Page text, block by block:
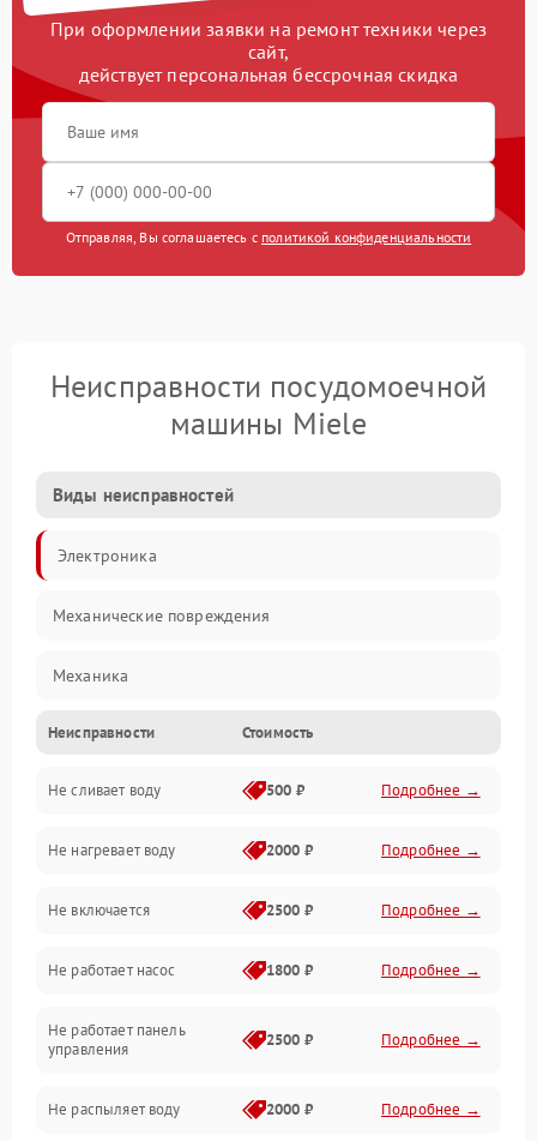
При оформлении заявки на ремонт техники через
сайт,
действует персональная бессрочная скидка
Отправляя, Вы соглашаетесь с политикой конфиденциальности
Неисправности посудомоечной
машины Miele
Виды неисправностей
Электроника
Механические повреждения
Механика
Управление
Электропитание
Датчики
Нагрев
Вода
Гигиена
Программное обеспечение
Неисправности Стоимость
Не сливает воду 500 ₽ Подробнее →
Не нагревает воду 2000 ₽ Подробнее →
Не включается 2500 ₽ Подробнее →
Не работает насос 1800 ₽ Подробнее →
Не работает панель
управления
2500 ₽ Подробнее →
Не распыляет воду 2000 ₽ Подробнее →